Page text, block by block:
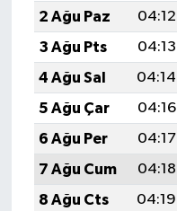
2 Ağu Paz
04:12
3 Ağu Pts
04:13
4 Ağu Sal
04:14
5 Ağu Çar
04:16
6 Ağu Per
04:17
7 Ağu Cum
04:18
8 Ağu Cts
04:19